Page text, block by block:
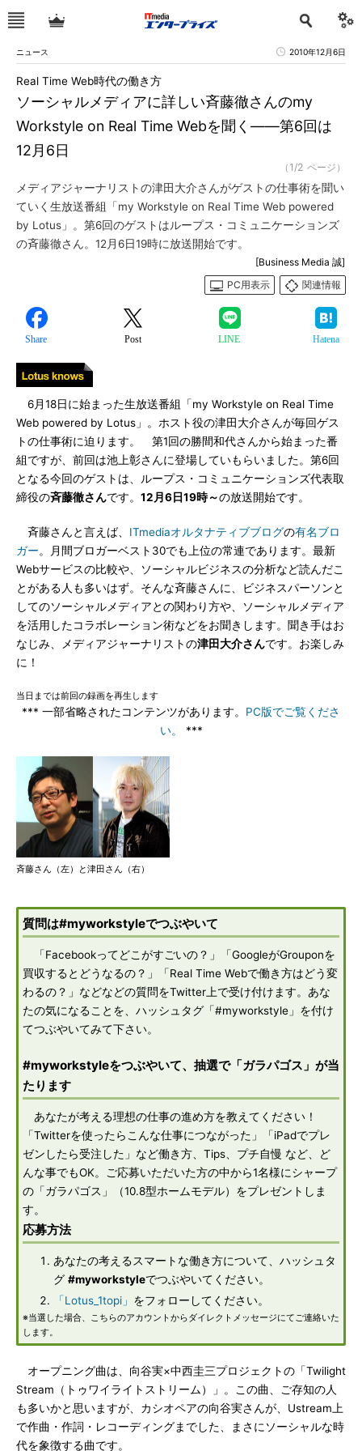
ニュース 2010年12月6日
ソーシャルメディアに詳しい斉藤徹さんのmy
Workstyle on Real Time Webを聞く――第6回は
12月6日
Real Time Web時代の働き方
（1/2 ページ）
メディアジャーナリストの津田大介さんがゲストの仕事術を聞い
ていく生放送番組「my Workstyle on Real Time Web powered
by Lotus」。第6回のゲストはループス・コミュニケーションズ
の斉藤徹さん。12月6日19時に放送開始です。
[Business Media 誠]
PC用表示
関連情報
Share Post LINE Hatena
6月18日に始まった生放送番組「my Workstyle on Real Time
Web powered by Lotus」。ホスト役の津田大介さんが毎回ゲス
トの仕事術に迫ります。 第1回の勝間和代さんから始まった番
組ですが、前回は池上彰さんに登場していもらいました。第6回
となる今回のゲストは、ループス・コミュニケーションズ代表取
締役の斉藤徹さんです。 12月6日19時～の放送開始です。
斉藤さんと言えば、 ITmediaオルタナティブブログの有名ブロ
ガー。月間ブロガーベスト30でも上位の常連であります。最新
Webサービスの比較や、ソーシャルビジネスの分析など読んだこ
とがある人も多いはず。そんな斉藤さんに、ビジネスパーソンと
してのソーシャルメディアとの関わり方や、ソーシャルメディア
を活用したコラボレーション術などをお聞きします。聞き手はお
なじみ、メディアジャーナリストの津田大介さんです。お楽しみ
に！
当日までは前回の録画を再生します
*** 一部省略されたコンテンツがあります。 PC版でご覧くださ
い。
***
斉藤さん（左）と津田さん（右）
質問は#myworkstyleでつぶやいて
「Facebookってどこがすごいの？」「GoogleがGrouponを
買収するとどうなるの？」「Real Time Webで働き方はどう変
わるの？」などなどの質問をTwitter上で受け付けます。あな
たの気になることを、ハッシュタグ「#myworkstyle」を付け
てつぶやいてみて下さい。
#myworkstyleをつぶやいて、抽選で「ガラパゴス」が当
たります
あなたが考える理想の仕事の進め方を教えてください！
「Twitterを使ったらこんな仕事につながった」「iPadでプレ
ゼンしたら受注した」など働き方、Tips、プチ自慢 など、ど
んな事でもOK。ご応募いただいた方の中から1名様にシャープ
の「ガラパゴス」（10.8型ホームモデル）をプレゼントしま
す。
応募方法
あなたの考えるスマートな働き方について、ハッシュタ
グ #myworkstyleでつぶやいてください。
「Lotus_1topi」 をフォローしてください。
※当選した場合、こちらのアカウントからダイレクトメッセージにてご連絡いた
します。
オープニング曲は、向谷実×中西圭三プロジェクトの「Twilight
Stream（トゥワイライトストリーム）」。この曲、ご存知の人
も多いかと思いますが、カシオペアの向谷実さんが、Ustream上
で作曲・作詞・レコーディングまでした、まさにソーシャルな時
代を象徴する曲です。